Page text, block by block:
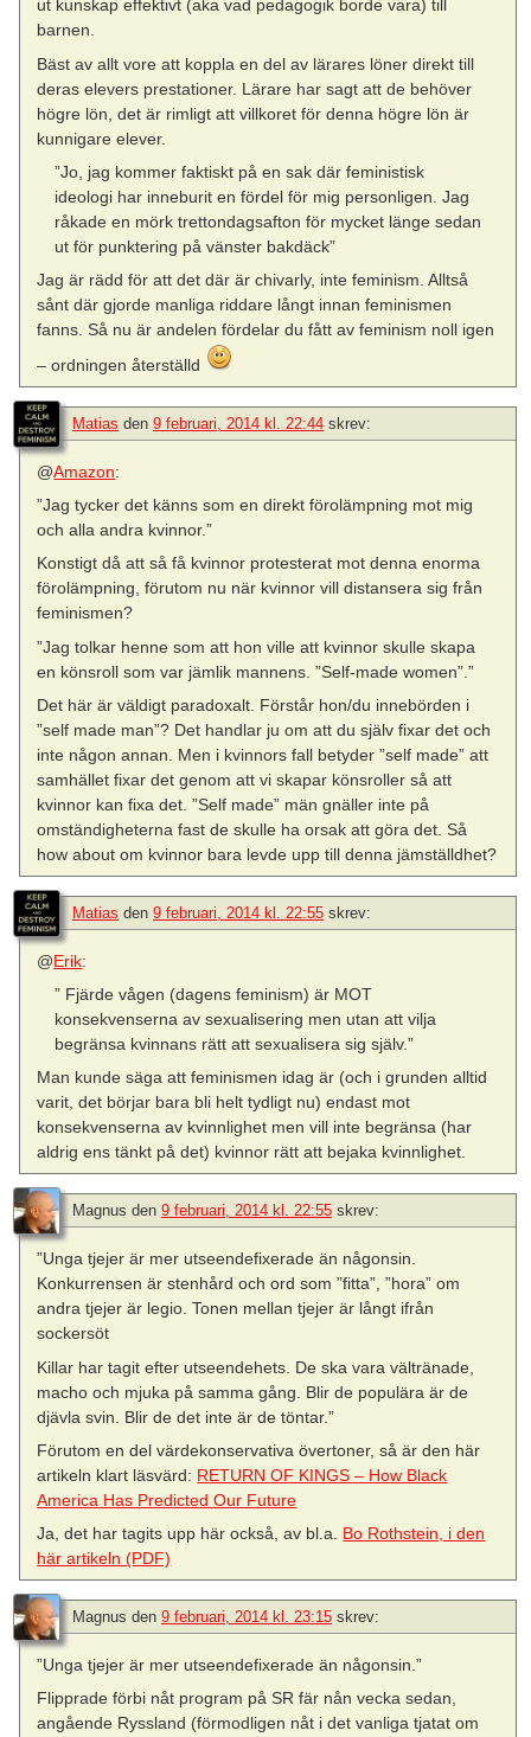
ut kunskap effektivt (aka vad pedagogik borde vara) till
barnen.
Bäst av allt vore att koppla en del av lärares löner direkt till
deras elevers prestationer. Lärare har sagt att de behöver
högre lön, det är rimligt att villkoret för denna högre lön är
kunnigare elever.
”Jo, jag kommer faktiskt på en sak där feministisk
ideologi har inneburit en fördel för mig personligen. Jag
råkade en mörk trettondagsafton för mycket länge sedan
ut för punktering på vänster bakdäck”
Jag är rädd för att det där är chivarly, inte feminism. Alltså
sånt där gjorde manliga riddare långt innan feminismen
fanns. Så nu är andelen fördelar du fått av feminism noll igen
– ordningen återställd
Matias den 9 februari, 2014 kl. 22:44 skrev:
@Amazon:
”Jag tycker det känns som en direkt förolämpning mot mig
och alla andra kvinnor.”
Konstigt då att så få kvinnor protesterat mot denna enorma
förolämpning, förutom nu när kvinnor vill distansera sig från
feminismen?
”Jag tolkar henne som att hon ville att kvinnor skulle skapa
en könsroll som var jämlik mannens. ”Self-made women”.”
Det här är väldigt paradoxalt. Förstår hon/du innebörden i
”self made man”? Det handlar ju om att du själv fixar det och
inte någon annan. Men i kvinnors fall betyder ”self made” att
samhället fixar det genom att vi skapar könsroller så att
kvinnor kan fixa det. ”Self made” män gnäller inte på
omständigheterna fast de skulle ha orsak att göra det. Så
how about om kvinnor bara levde upp till denna jämställdhet?
Matias den 9 februari, 2014 kl. 22:55 skrev:
@Erik:
” Fjärde vågen (dagens feminism) är MOT
konsekvenserna av sexualisering men utan att vilja
begränsa kvinnans rätt att sexualisera sig själv.”
Man kunde säga att feminismen idag är (och i grunden alltid
varit, det börjar bara bli helt tydligt nu) endast mot
konsekvenserna av kvinnlighet men vill inte begränsa (har
aldrig ens tänkt på det) kvinnor rätt att bejaka kvinnlighet.
Magnus den 9 februari, 2014 kl. 22:55 skrev:
”Unga tjejer är mer utseendefixerade än någonsin.
Konkurrensen är stenhård och ord som ”fitta”, ”hora” om
andra tjejer är legio. Tonen mellan tjejer är långt ifrån
sockersöt
Killar har tagit efter utseendehets. De ska vara vältränade,
macho och mjuka på samma gång. Blir de populära är de
djävla svin. Blir de det inte är de töntar.”
Förutom en del värdekonservativa övertoner, så är den här
artikeln klart läsvärd: RETURN OF KINGS – How Black
America Has Predicted Our Future
Ja, det har tagits upp här också, av bl.a. Bo Rothstein, i den
här artikeln (PDF)
Magnus den 9 februari, 2014 kl. 23:15 skrev:
”Unga tjejer är mer utseendefixerade än någonsin.”
Flipprade förbi nåt program på SR fär nån vecka sedan,
angående Ryssland (förmodligen nåt i det vanliga tjatat om